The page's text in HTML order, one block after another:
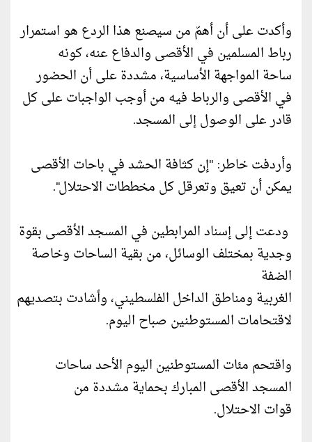
وأكدت على أن أهمّ من سيصنع هذا الردع هو استمرار
رباط المسلمين في الأقصى والدفاع عنه، كونه
ساحة المواجهة الأساسية، مشددة على أن الحضور
في الأقصى والرباط فيه من أوجب الواجبات على كل
قادر على الوصول إلى المسجد.
وأردفت خاطر: "إن كثافة الحشد في باحات الأقصى
يمكن أن تعيق وتعرقل كل مخططات الاحتلال".
ودعت إلى إسناد المرابطين في المسجد الأقصى بقوة
وجدية بمختلف الوسائل، من بقية الساحات وخاصة
الضفة
الغربية ومناطق الداخل الفلسطيني، وأشادت بتصديهم
لاقتحامات المستوطنين صباح اليوم.
واقتحم مئات المستوطنين اليوم الأحد ساحات
المسجد الأقصى المبارك بحماية مشددة من
قوات الاحتلال.